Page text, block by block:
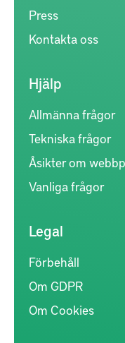
Press
Kontakta oss
Hjälp
Allmänna frågor
Tekniska frågor
Åsikter om
Vanliga frågor
Legal
Förbehåll
Om GDPR
Om Cookies